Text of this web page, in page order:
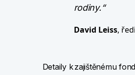
rodiny.“
David Leiss,
Detaily k zajištěnému